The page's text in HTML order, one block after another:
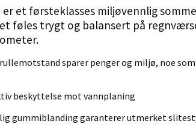
er et førsteklasses miljøvennlig
føles trygt og balansert på
sparer penger og miljø, noe
beskyttelse mot vannplaning
gummiblanding garanterer utmerket